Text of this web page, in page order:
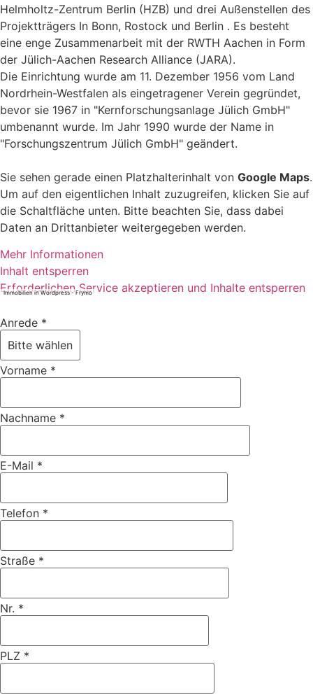
Helmholtz-Zentrum Berlin (HZB) und drei Außenstellen des
Projektträgers In Bonn, Rostock und Berlin . Es besteht
eine enge Zusammenarbeit mit der RWTH Aachen in Form
der Jülich-Aachen Research Alliance (JARA).
Die Einrichtung wurde am 11. Dezember 1956 vom Land
Nordrhein-Westfalen als eingetragener Verein gegründet,
bevor sie 1967 in "Kernforschungsanlage Jülich GmbH"
umbenannt wurde. Im Jahr 1990 wurde der Name in
"Forschungszentrum Jülich GmbH" geändert.
Sie sehen gerade einen Platzhalterinhalt von Google Maps.
Um auf den eigentlichen Inhalt zuzugreifen, klicken Sie auf
die Schaltfläche unten. Bitte beachten Sie, dass dabei
Daten an Drittanbieter weitergegeben werden.
Mehr Informationen
Inhalt entsperren
Erforderlichen Service akzeptieren und Inhalte entsperren
Immobilien in Wordpress - Frymo
Anrede *
Vorname *
Nachname *
E-Mail *
Telefon *
Straße *
Nr. *
PLZ *